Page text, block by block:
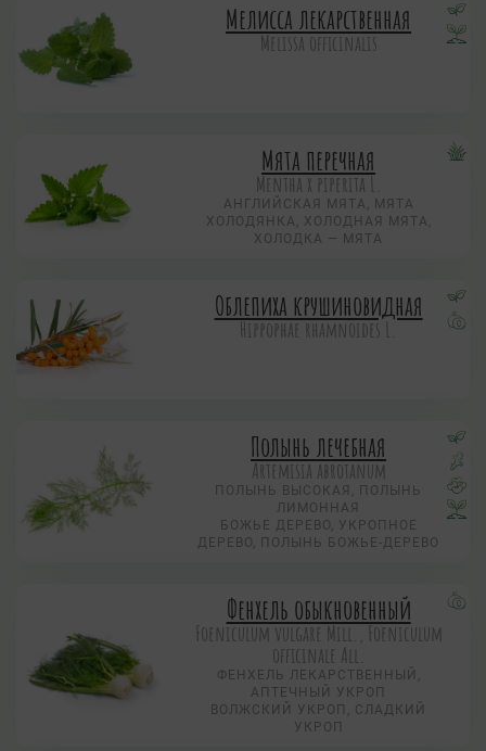
Мелисса лекарственная
Melissa officinalis
Мята перечная
Mentha х piperita L.
АНГЛИЙСКАЯ МЯТА, МЯТА
ХОЛОДЯНКА, ХОЛОДНАЯ МЯТА,
ХОЛОДКА — МЯТА
Облепиха крушиновидная
Hippophae rhamnoides L.
Полынь лечебная
Artemisia abrotanum
ПОЛЫНЬ ВЫСОКАЯ, ПОЛЫНЬ
ЛИМОННАЯ
БОЖЬЕ ДЕРЕВО, УКРОПНОЕ
ДЕРЕВО, ПОЛЫНЬ БОЖЬЕ-ДЕРЕВО
Фенхель обыкновенный
Foeniculum vulgare Mill., Foeniculum
officinale All.
ФЕНХЕЛЬ ЛЕКАРСТВЕННЫЙ,
АПТЕЧНЫЙ УКРОП
ВОЛЖСКИЙ УКРОП, СЛАДКИЙ
УКРОП